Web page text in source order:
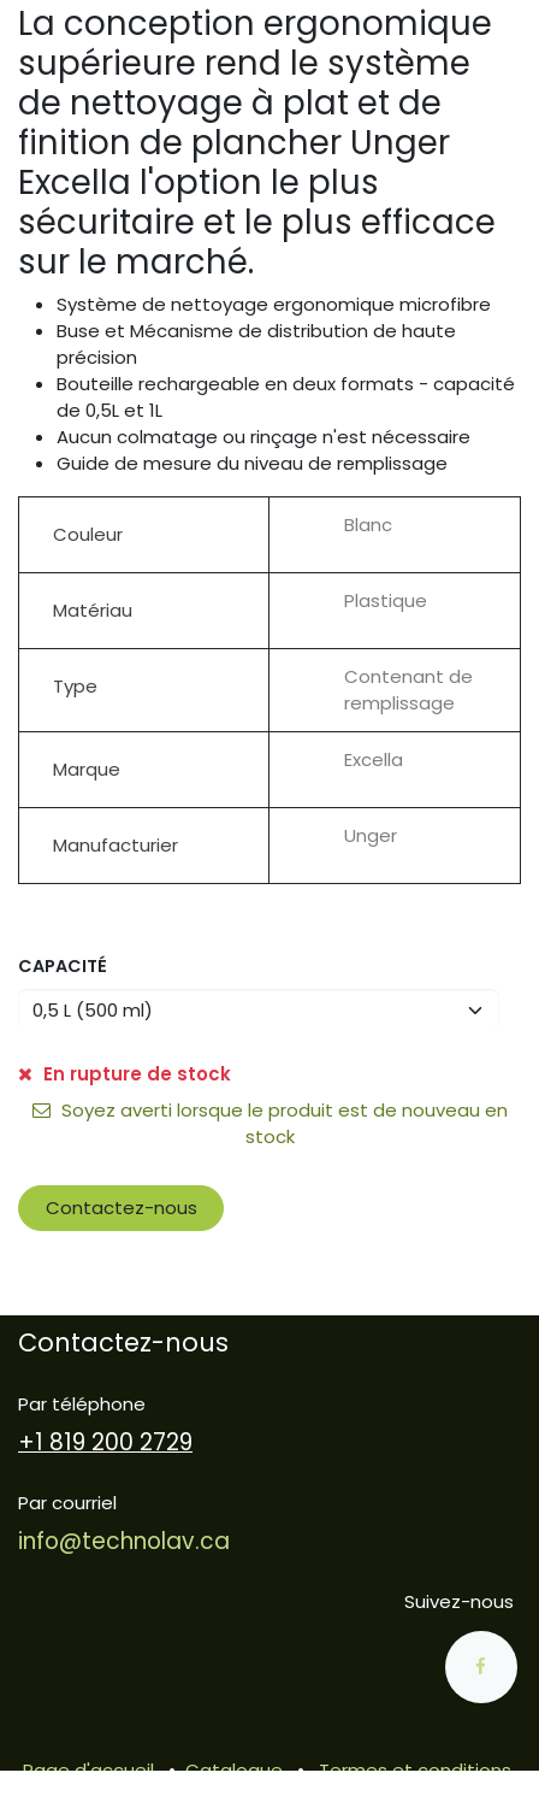
La conception ergonomique
supérieure rend le système
de nettoyage à plat et de
finition de plancher Unger
Excella l'option le plus
sécuritaire et le plus efficace
sur le marché.
Système de nettoyage ergonomique microfibre
Buse et Mécanisme de distribution de haute
précision
Bouteille rechargeable en deux formats - capacité
de 0,5L et 1L
Aucun colmatage ou rinçage n'est nécessaire
Guide de mesure du niveau de remplissage
Couleur Blanc
Matériau Plastique
Type
Contenant de
remplissage
Marque Excella
Manufacturier Unger
CAPACITÉ
En rupture de stock
Soyez averti lorsque le produit est de nouveau en
stock
Contactez-nous
Contactez-nous
Par téléphone
+1 819 200 2729
Par courriel
info@technolav.ca
Suivez-nous
Page d'accueil • Catalogue • Termes et conditions